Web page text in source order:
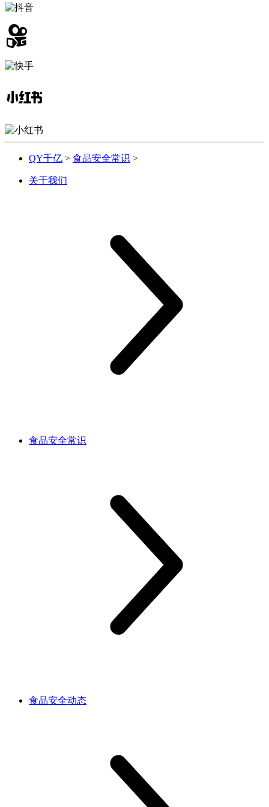
QY千亿 > 食品安全常识 >
关于我们
食品安全常识
食品安全动态